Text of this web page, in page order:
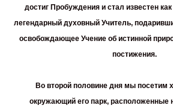
достиг Пробуждения и стал известен
легендарный духовный Учитель,
освобождающее Учение об истинной
постижения.
Во второй половине дня мы посетим
окружающий его парк, расположенные